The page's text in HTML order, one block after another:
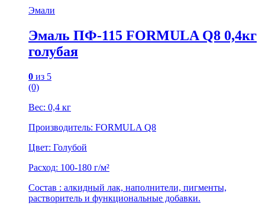
Эмали
Эмаль ПФ-115 FORMULA Q8 0,4кг
голубая
0 из 5
(0)
Вес: 0,4 кг
Производитель: FORMULA Q8
Цвет: Голубой
Расход: 100-180 г/м²
Состав : алкидный лак, наполнители, пигменты,
растворитель и функциональные добавки.